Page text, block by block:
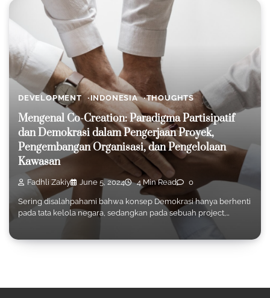
DEVELOPMENT INDONESIA THOUGHTS
Mengenal Co-Creation: Paradigma Partisipatif
dan Demokrasi dalam Pengerjaan Proyek,
Pengembangan Organisasi, dan Pengelolaan
Kawasan
Fadhli Zakiy June 5, 2024 4 Min Read 0
Sering disalahpahami bahwa konsep Demokrasi hanya berhenti
pada tata kelola negara, sedangkan pada sebuah project,…